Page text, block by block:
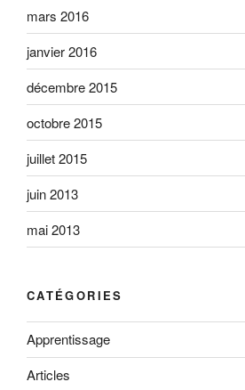
mars 2016
janvier 2016
décembre 2015
octobre 2015
juillet 2015
juin 2013
mai 2013
CATÉGORIES
Apprentissage
Articles